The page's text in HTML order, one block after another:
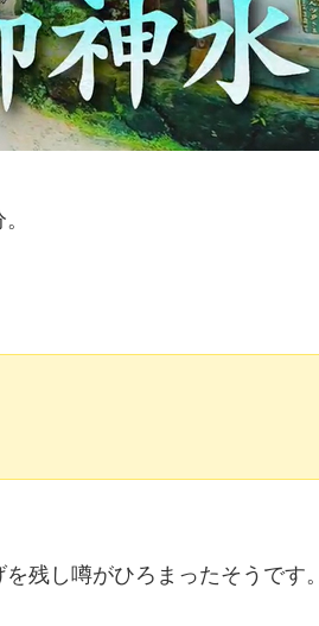
を残し噂がひろまったそうです。